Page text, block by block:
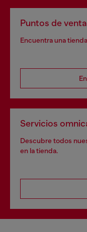
Puntos de venta
Encuentra una
Servicios
Descubre todos
en la tienda.